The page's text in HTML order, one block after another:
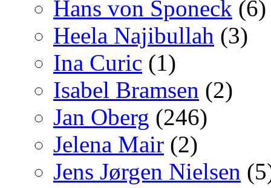
Hans von Sponeck (6)
Heela Najibullah (3)
Ina Curic (1)
Isabel Bramsen (2)
Jan Oberg (246)
Jelena Mair (2)
Jens Jørgen Nielsen